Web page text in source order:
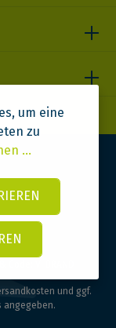
und ggf.
angegeben.
um eine
zu
...